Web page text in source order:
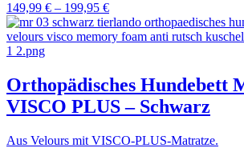
149,99 € – 199,95 €
Orthopädisches Hundebett
VISCO PLUS – Schwarz
Aus Velours mit VISCO-PLUS-Matratze.